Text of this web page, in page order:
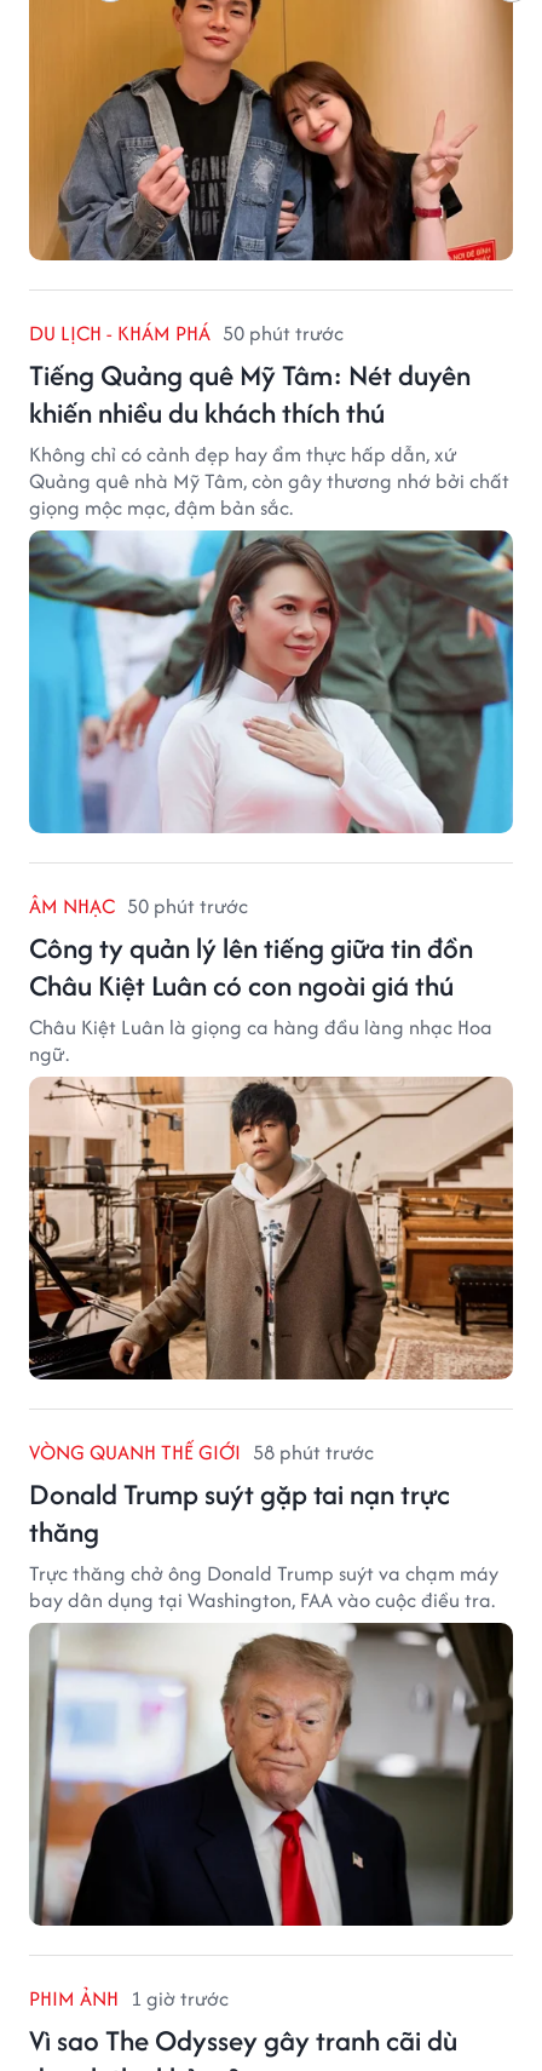
DU LỊCH - KHÁM PHÁ 50 phút trước
Tiếng Quảng quê Mỹ Tâm: Nét duyên
khiến nhiều du khách thích thú
Không chỉ có cảnh đẹp hay ẩm thực hấp dẫn, xứ
Quảng quê nhà Mỹ Tâm, còn gây thương nhớ bởi chất
giọng mộc mạc, đậm bản sắc.
ÂM NHẠC 50 phút trước
Công ty quản lý lên tiếng giữa tin đồn
Châu Kiệt Luân có con ngoài giá thú
Châu Kiệt Luân là giọng ca hàng đầu làng nhạc Hoa
ngữ.
VÒNG QUANH THẾ GIỚI 58 phút trước
Donald Trump suýt gặp tai nạn trực
thăng
Trực thăng chở ông Donald Trump suýt va chạm máy
bay dân dụng tại Washington, FAA vào cuộc điều tra.
PHIM ẢNH 1 giờ trước
Vì sao The Odyssey gây tranh cãi dù